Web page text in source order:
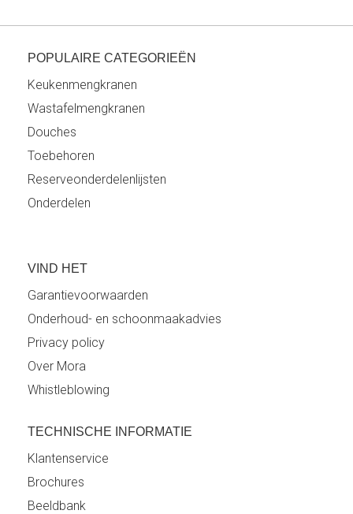
POPULAIRE CATEGORIEËN
Keukenmengkranen
Wastafelmengkranen
Douches
Toebehoren
Reserveonderdelenlijsten
Onderdelen
VIND HET
Garantievoorwaarden
Onderhoud- en schoonmaakadvies
Privacy policy
Over Mora
Whistleblowing
TECHNISCHE INFORMATIE
Klantenservice
Brochures
Beeldbank